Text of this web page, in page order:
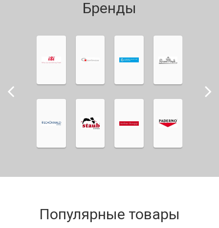
Бренды
Популярные товары